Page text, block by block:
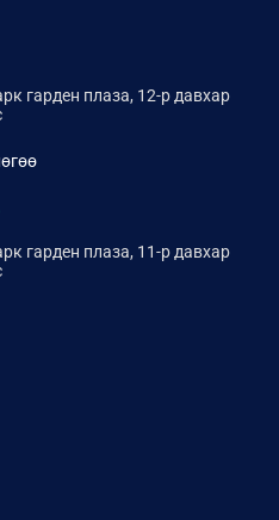
гарден плаза, 12-р давхар
гарден плаза, 11-р давхар